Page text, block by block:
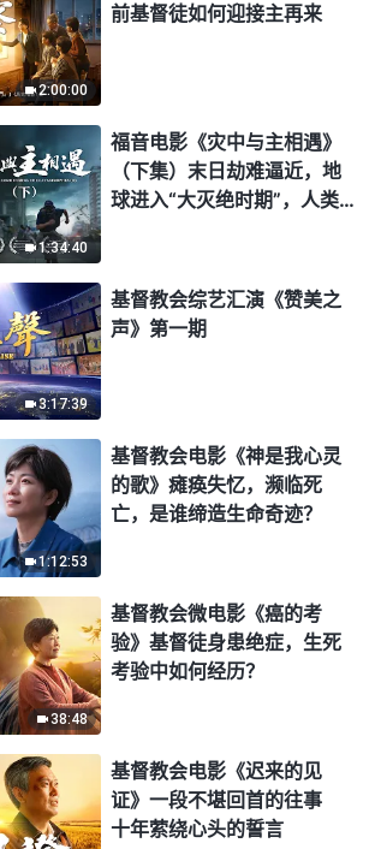
2:00:00
前基督徒如何迎接主再来
1:34:40
福音电影《灾中与主相遇》
（下集）末日劫难逼近，地
球进入“大灭绝时期”，人类
3:17:39
基督教会综艺汇演《赞美之
声》第一期
1:12:53
基督教会电影《神是我心灵
的歌》瘫痪失忆，濒临死
亡，是谁缔造生命奇迹？
38:48
基督教会微电影《癌的考
验》基督徒身患绝症，生死
考验中如何经历？
基督教会电影《迟来的见
证》一段不堪回首的往事
十年萦绕心头的誓言